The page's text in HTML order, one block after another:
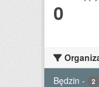
0
Będzin - 2